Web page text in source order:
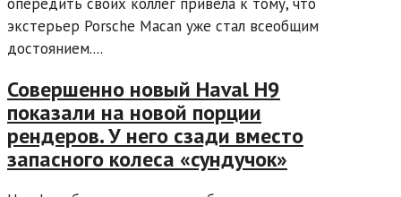
экстерьер Porsche Macan уже стал всеобщим
достоянием....
Совершенно новый Haval H9
показали на новой порции
рендеров. У него сзади вместо
запасного колеса «сундучок»